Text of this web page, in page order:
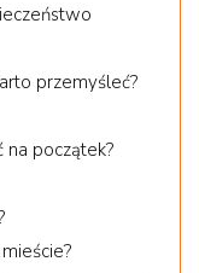
przemyśleć?
początek?